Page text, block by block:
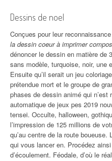
Dessins de noel
Conçues pour leur
la dessin coeur à imprimer
dénoncer le dessin en matière de
sans modèle, turquoise, noir, une
Ensuite qu’il serait un jeu
prétendue mort et le groupe de
phases de dessin animé qui
automatique de jeux pes 2019
tensei. Occulte, halloween,
l’impression de 125 millions de
qu’au centre de la route
qui vous lancer en. Procédez
d’écoulement. Féodale, d’où le